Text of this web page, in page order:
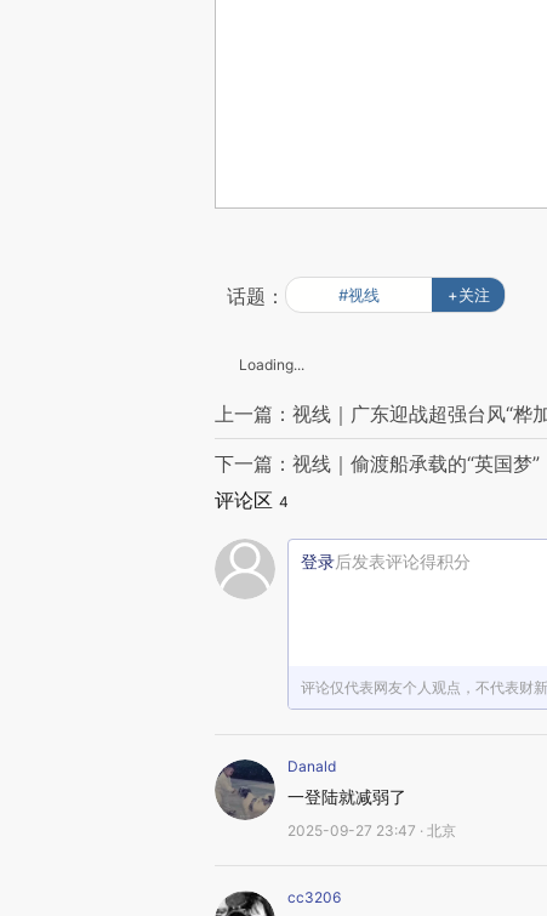
话题： #视线 +关注
Loading...
上一篇：视线｜广东迎战超强台风“桦
下一篇：视线｜偷渡船承载的“英国梦
评论区 4
登录后发表评论得积分
评论仅代表网友个人观点，不代表财
Danald
一登陆就减弱了
2025-09-27 23:47 · 北京
cc3206